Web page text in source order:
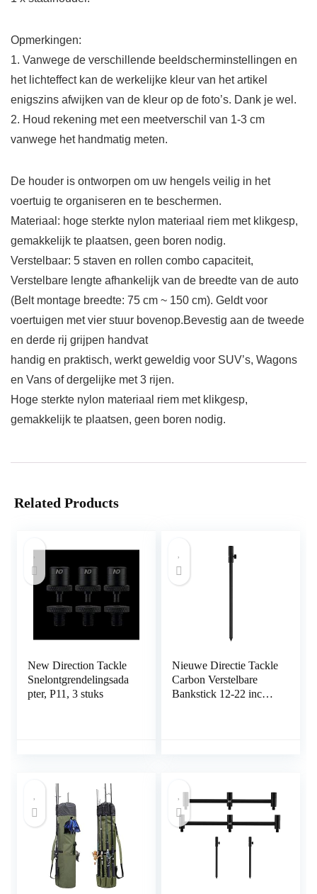
Opmerkingen:
1. Vanwege de verschillende beeldscherminstellingen en
het lichteffect kan de werkelijke kleur van het artikel
enigszins afwijken van de kleur op de foto’s. Dank je wel.
2. Houd rekening met een meetverschil van 1-3 cm
vanwege het handmatig meten.
De houder is ontworpen om uw hengels veilig in het
voertuig te organiseren en te beschermen.
Materiaal: hoge sterkte nylon materiaal riem met klikgesp,
gemakkelijk te plaatsen, geen boren nodig.
Verstelbaar: 5 staven en rollen combo capaciteit,
Verstelbare lengte afhankelijk van de breedte van de auto
(Belt montage breedte: 75 cm ~ 150 cm). Geldt voor
voertuigen met vier stuur bovenop.Bevestig aan de tweede
en derde rij grijpen handvat
handig en praktisch, werkt geweldig voor SUV’s, Wagons
en Vans of dergelijke met 3 rijen.
Hoge sterkte nylon materiaal riem met klikgesp,
gemakkelijk te plaatsen, geen boren nodig.
Related Products
New Direction Tackle
Snelontgrendelingsada
pter, P11, 3 stuks
Nieuwe Directie Tackle
Carbon Verstelbare
Bankstick 12-22 inch